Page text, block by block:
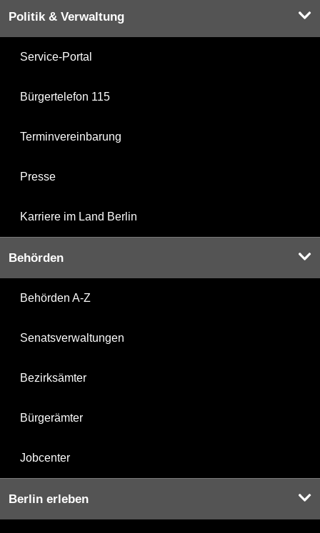
Politik & Verwaltung
Service-Portal
Bürgertelefon 115
Terminvereinbarung
Presse
Karriere im Land Berlin
Behörden
Behörden A-Z
Senatsverwaltungen
Bezirksämter
Bürgerämter
Jobcenter
Berlin erleben